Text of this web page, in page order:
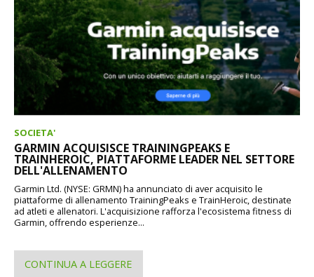
SOCIETA'
GARMIN ACQUISISCE TRAININGPEAKS E
TRAINHEROIC, PIATTAFORME LEADER NEL SETTORE
DELL'ALLENAMENTO
Garmin Ltd. (NYSE: GRMN) ha annunciato di aver acquisito le
piattaforme di allenamento TrainingPeaks e TrainHeroic, destinate
ad atleti e allenatori. L'acquisizione rafforza l'ecosistema fitness di
Garmin, offrendo esperienze...
CONTINUA A LEGGERE